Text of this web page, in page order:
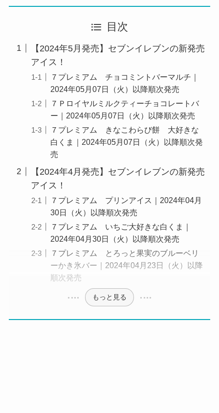
目次
【2024年5月発売】セブンイレブンの新発売
アイス！
７プレミアム チョコミントバーマルチ｜
2024年05月07日（火）以降順次発売
７Ｐロイヤルミルクティーチョコレートバ
ー｜2024年05月07日（火）以降順次発売
７プレミアム きなこわらび餅 大好きな
白くま｜2024年05月07日（火）以降順次発
売
【2024年4月発売】セブンイレブンの新発売
アイス！
７プレミアム プリンアイス｜2024年04月
30日（火）以降順次発売
７プレミアム いちご大好きな白くま｜
2024年04月30日（火）以降順次発売
７プレミアム とろっと果実のブルーベリ
ーかき氷バー｜2024年04月23日（火）以降
順次発売
もっと見る